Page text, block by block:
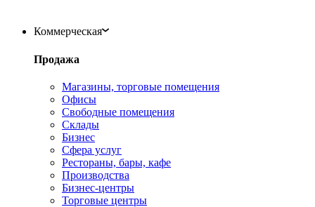
Коммерческая
Продажа
Магазины, торговые помещения
Офисы
Свободные помещения
Склады
Бизнес
Сфера услуг
Рестораны, бары, кафе
Производства
Бизнес-центры
Торговые центры